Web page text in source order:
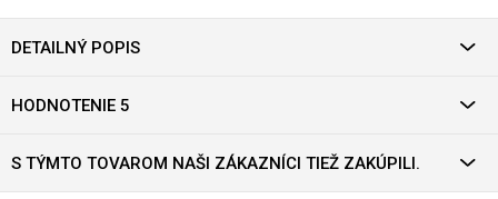
DETAILNÝ POPIS
HODNOTENIE 5
S TÝMTO TOVAROM NAŠI ZÁKAZNÍCI TIEŽ ZAKÚPILI.